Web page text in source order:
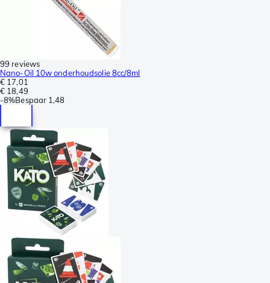
99 reviews
Nano-Oil 10w onderhoudsolie 8cc/8ml
€ 17,01
€ 18,49
-8%Bespaar 1,48